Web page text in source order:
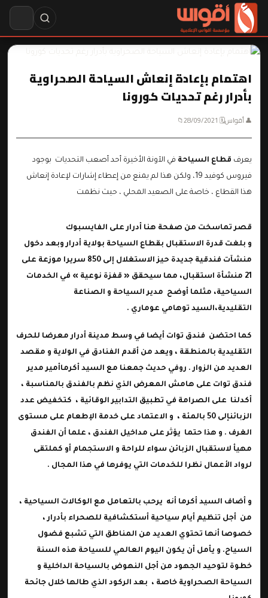
اهتمام بإعادة إنعاش السياحة الصحراوية
بأدرار رغم تحديات كورونا
👤 أقواس🗓 28/09/2021
📁
يعرف قطاع السياحة في الآونة الأخيرة أحد أصعب التحديات بوجود
فيروس كوفيد 19، ولكن هذا لم يمنع من إعطاء إشارات لإعادة إنعاش
هذا القطاع ، خاصة على الصعيد المحلي ، حيث نظمت
قصر تماسخت من صفحة هنا أدرار على الفايسبوك
و بلغت قدرة الاستقبال بقطاع السياحة بولاية أدرار وبعد دخول
منشآت فندقية جديدة حيز الاستغلال إلى
موزعة على
21 منشأة استقبال، مما سيحقق « قفزة نوعية » في الخدمات
السياحية، مثلما أوضح مدير السياحة و الصناعة
التقليدية،السيد توهامي عوماري .
كما احتضن فندق توات أيضا في وسط مدينة أدرارمعرضا للحرف
التقليدية بالمنطقة ، ويعد من أقدم الفنادق في الولاية و مقصد
العديد من الزوار . روفي حديث جمعنا مع السيد أكرماأميرمدير
فندق توات على هامش المعرض الذي نظم بالفندق بالمناسبة ،
أكدلنا على الصرامة في تطبيق التدابير الوقائية ، كتخفيض عدد
الزبائنإلى 50 بالمئة ، و الاعتماد على خدمة الإطعام على مستوى
الغرف . و هذا حتما يؤثر على مداخيل الفندق ، علما أن الفندق
مهيأ لاستقبال الزبائن سواء للراحة و الاستجمام أو كملتقى
لرواد الأعمال نظرا للخدمات التي يوفرها في هذا المجال .
و أضاف السيد أكرما أنه يرحب بالتعامل مع الوكالات السياحية ،
من أجل تنظيم أيام سياحية أستكشافية للصحراء بأدرار ،
خصوصا أنها تحتوي العديد من المناطق التي تشبع فضول
السياح. و يأمل أن يكون اليوم العالمي للسياحة هذه السنة
خطوة لتوحيد الجهود من أجل النهوض بالسياحة الداخلية و
السياحة الصحراوية خاصة ، بعد الركود الذي طالها خلال جائحة